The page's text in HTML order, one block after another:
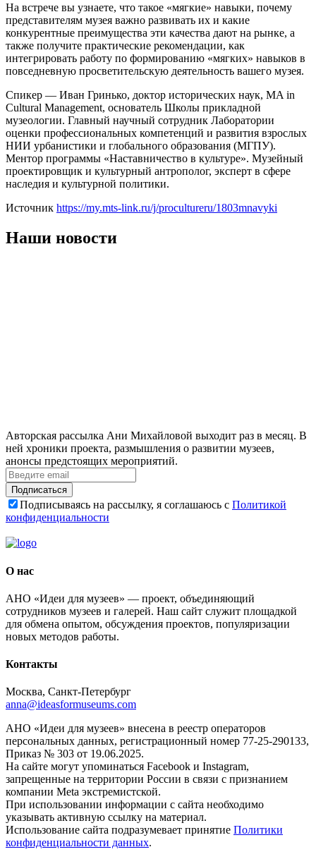
На встрече вы узнаете, что такое «мягкие» навыки, почему
представителям музея важно развивать их и какие
конкурентные преимущества эти качества дают на рынке, а
также получите практические рекомендации, как
интегрировать работу по формированию «мягких» навыков в
повседневную просветительскую деятельность вашего музея.
Спикер — Иван Гринько, доктор исторических наук, MA in
Cultural Management, основатель Школы прикладной
музеологии. Главный научный сотрудник Лаборатории
оценки профессиональных компетенций и развития взрослых
НИИ урбанистики и глобального образования (МГПУ).
Ментор программы «Наставничество в культуре». Музейный
проектировщик и культурный антрополог, эксперт в сфере
наследия и культурной политики.
Источник https://my.mts-link.ru/j/procultureru/1803mnavyki
Наши новости
Авторская рассылка Ани Михайловой выходит раз в месяц. В
ней хроники проекта, размышления о развитии музеев,
анонсы предстоящих мероприятий.
Подписаться
Подписываясь на рассылку, я соглашаюсь с Политикой
конфиденциальности
О нас
АНО «Идеи для музеев» — проект, объединяющий
сотрудников музеев и галерей. Наш сайт служит площадкой
для обмена опытом, обсуждения проектов, популяризации
новых методов работы.
Контакты
Москва, Санкт-Петербург
anna@ideasformuseums.com
АНО «Идеи для музеев» внесена в реестр операторов
персональных данных, регистрационный номер 77-25-290133,
Приказ № 303 от 19.06.2025.
На сайте могут упоминаться Facebook и Instagram,
запрещенные на территории России в связи с признанием
компании Meta экстремистской.
При использовании информации с сайта необходимо
указывать активную ссылку на материал.
Использование сайта подразумевает принятие Политики
конфиденциальности данных.